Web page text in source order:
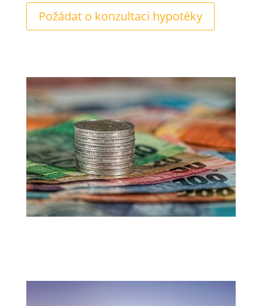
Požádat o konzultaci hypotéky